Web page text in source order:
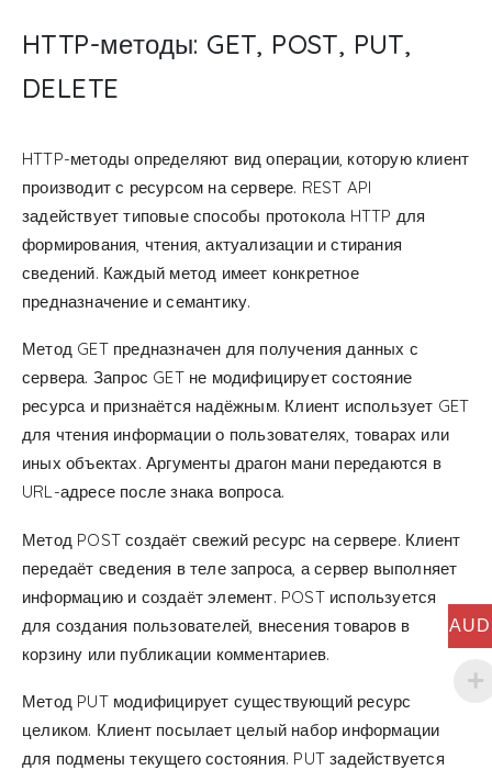
HTTP-методы: GET, POST, PUT,
DELETE
HTTP-методы определяют вид операции, которую клиент
производит с ресурсом на сервере. REST API
задействует типовые способы протокола HTTP для
формирования, чтения, актуализации и стирания
сведений. Каждый метод имеет конкретное
предназначение и семантику.
Метод GET предназначен для получения данных с
сервера. Запрос GET не модифицирует состояние
ресурса и признаётся надёжным. Клиент использует GET
для чтения информации о пользователях, товарах или
иных объектах. Аргументы драгон мани передаются в
URL-адресе после знака вопроса.
Метод POST создаёт свежий ресурс на сервере. Клиент
передаёт сведения в теле запроса, а сервер выполняет
информацию и создаёт элемент. POST используется
для создания пользователей, внесения товаров в
корзину или публикации комментариев.
Метод PUT модифицирует существующий ресурс
целиком. Клиент посылает целый набор информации
для подмены текущего состояния. PUT задействуется
AUD